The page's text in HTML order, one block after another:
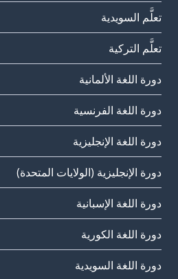
تعلَّم السويدية
تعلَّم التركية
دورة اللغة الألمانية
دورة اللغة الفرنسية
دورة اللغة الإنجليزية
دورة الإنجليزية (الولايات المتحدة)
دورة اللغة الإسبانية
دورة اللغة الكورية
دورة اللغة السويدية